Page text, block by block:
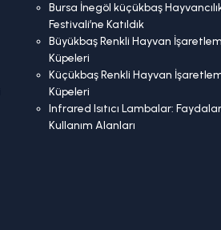
Bursa İnegöl küçükbaş
Festivali’ne Katıldık
Büyükbaş Renkli Hayvan
Küpeleri
Küçükbaş Renkli Hayvan
Küpeleri
Infrared Isıtıcı Lambalar:
Kullanım Alanları